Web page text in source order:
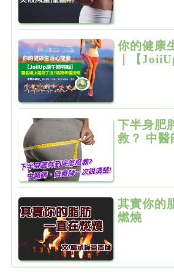
你的健康
｜【
下半身肥
救？ 中醫
其實你的
燃燒